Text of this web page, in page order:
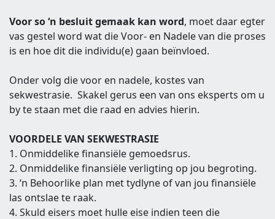
Voor so ‘n besluit gemaak kan word, moet daar egter
vas gestel word wat die Voor- en Nadele van die proses
is en hoe dit die individu(e) gaan beïnvloed.
Onder volg die voor en nadele, kostes van
sekwestrasie. Skakel gerus een van ons eksperts om u
by te staan met die raad en advies hierin.
VOORDELE VAN SEKWESTRASIE
1. Onmiddelike finansiële gemoedsrus.
2. Onmiddelike finansiële verligting op jou begroting.
3. ‘n Behoorlike plan met tydlyne of van jou finansiële
las ontslae te raak.
4. Skuld eisers moet hulle eise indien teen die